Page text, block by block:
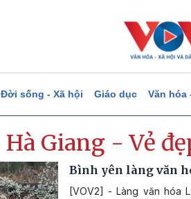
Đời sống - Xã hội Giáo dục Văn hóa
Hà Giang - Vẻ
Bình yên làng văn
[VOV2] - Làng văn hóa